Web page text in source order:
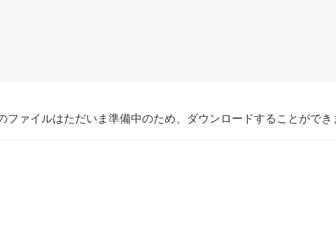
ファイルはただいま準備中のため、ダウンロードすることがで